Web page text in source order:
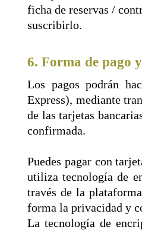
ficha de reservas /
suscribirlo.
6. Forma de pago
Los pagos podrán
Express), mediante
de las tarjetas
confirmada.
Puedes pagar con
utiliza tecnología de
través de la
forma la privacidad y
La tecnología de